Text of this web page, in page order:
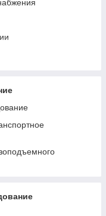
для насосов
насосы